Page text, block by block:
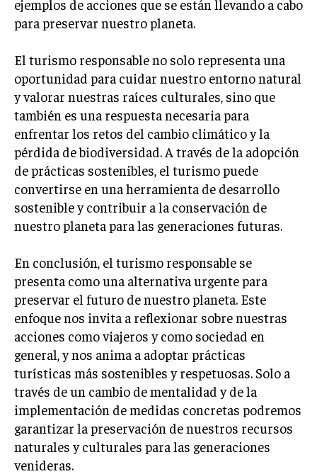
ESTRATEGIA
EMPRESAS FAMILIARES Y SUCESIÓN
NEGOCIACIÓN Y RESOLUCIÓN DE CONFLICTOS
DERECHO EMPRESARIAL Y REGULACIONES
ÉXITO EMPRESARIAL Y CASOS DE ESTUDIO
GOBIERNO CORPORATIVO
NEGOCIOS
ESTRATEGIAS DE NEGOCIOS
MARKETING B2B
MARKETING B2C
FRANQUICIAS
MARKETING DE INFLUENCERS
E-COMMERCE
E-COMMERCE Y COMERCIO ELECTRÓNICO
ESTRATEGIAS DE PRICING Y GESTIÓN DE
PRECIOS
GESTIÓN DE CRISIS EMPRESARIALES
EMPRESAS Y STARTUPS TECNOLÓGICAS
ejemplos de acciones que se están llevando a cabo
para preservar nuestro planeta.
El turismo responsable no solo representa una
oportunidad para cuidar nuestro entorno natural
y valorar nuestras raíces culturales, sino que
también es una respuesta necesaria para
enfrentar los retos del cambio climático y la
pérdida de biodiversidad. A través de la adopción
de prácticas sostenibles, el turismo puede
convertirse en una herramienta de desarrollo
sostenible y contribuir a la conservación de
nuestro planeta para las generaciones futuras.
En conclusión, el turismo responsable se
presenta como una alternativa urgente para
preservar el futuro de nuestro planeta. Este
enfoque nos invita a reflexionar sobre nuestras
acciones como viajeros y como sociedad en
general, y nos anima a adoptar prácticas
turísticas más sostenibles y respetuosas. Solo a
través de un cambio de mentalidad y de la
implementación de medidas concretas podremos
garantizar la preservación de nuestros recursos
naturales y culturales para las generaciones
venideras.